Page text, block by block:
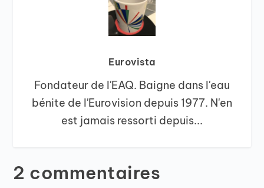
Eurovista
Fondateur de l'EAQ. Baigne dans l'eau
bénite de l'Eurovision depuis 1977. N'en
est jamais ressorti depuis...
2 commentaires